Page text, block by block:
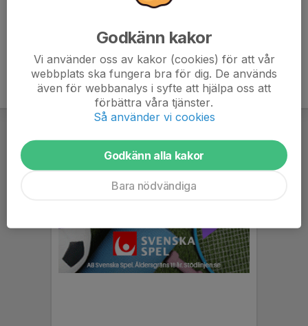
Godkänn kakor
Vi använder oss av kakor (cookies) för att vår
webbplats ska fungera bra för dig. De används
även för webbanalys i syfte att hjälpa oss att
förbättra våra tjänster.
Så använder vi cookies
Godkänn alla kakor
Bara nödvändiga